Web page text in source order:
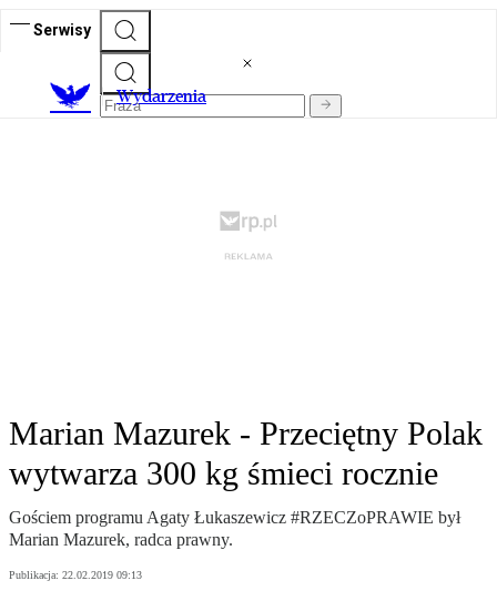
Serwisy
Wydarzenia
Marian Mazurek - Przeciętny Polak
wytwarza 300 kg śmieci rocznie
Gościem programu Agaty Łukaszewicz #RZECZoPRAWIE był
Marian Mazurek, radca prawny.
Publikacja: 22.02.2019 09:13